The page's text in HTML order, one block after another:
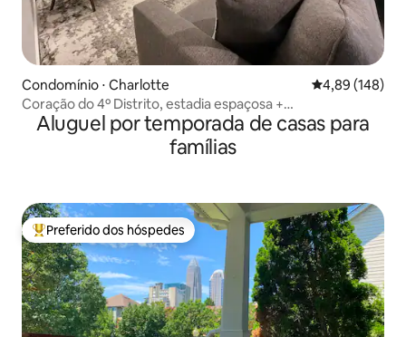
Condomínio ⋅ Charlotte 4,89 de uma
4,89 (148)
Coração do 4º Distrito, estadia espaçosa +
estacionamento gratuito
Aluguel por temporada de casas para
famílias
Entre os melhores preferidos dos hóspedes
Preferido dos hóspedes